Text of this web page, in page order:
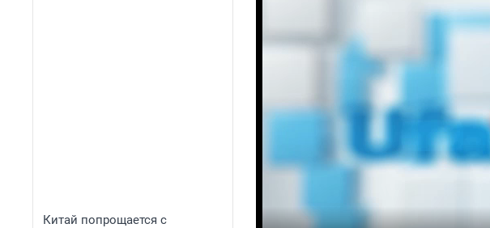
Китай попрощается с